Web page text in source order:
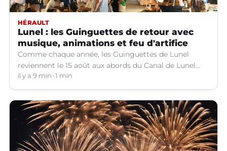
HÉRAULT
Lunel : les Guinguettes de retour avec
musique, animations et feu d'artifice
Comme chaque année, les Guinguettes de Lunel
reviennent le 15 août aux abords du Canal de Lunel
(Hérault).
il y a 9 min 1 min